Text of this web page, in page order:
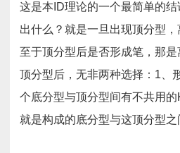
这是本ID理论的一个最简单的
出什么？就是一旦出现顶分型，
至于顶分型后是否形成笔，那是
顶分型后，无非两种选择：1、
个底分型与顶分型间有不共用
就是构成的底分型与这顶分型之